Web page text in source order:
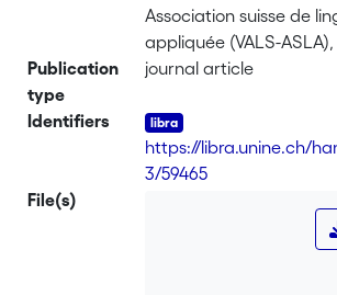
Association suisse de
appliquée (VALS-ASLA),
Publication
type
journal article
Identifiers
https://libra.unine.ch/
3/59465
File(s)